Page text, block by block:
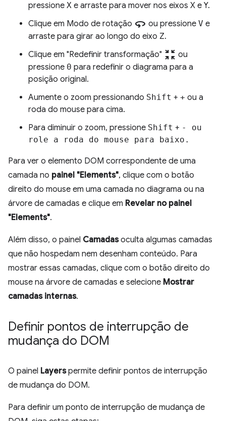
pressione X e arraste para mover nos eixos X e Y.
Clique em Modo de rotação 360 ou pressione V e
arraste para girar ao longo do eixo Z.
Clique em "Redefinir transformação" zoom_in_map ou
pressione 0 para redefinir o diagrama para a
posição original.
Aumente o zoom pressionando Shift + + ou a
roda do mouse para cima.
Para diminuir o zoom, pressione Shift + -
ou
role a roda do mouse para baixo.
Para ver o elemento DOM correspondente de uma
camada no painel "Elements", clique com o botão
direito do mouse em uma camada no diagrama ou na
árvore de camadas e clique em Revelar no painel
"Elements".
Além disso, o painel Camadasoculta algumas camadas
que não hospedam nem desenham conteúdo. Para
mostrar essas camadas, clique com o botão direito do
mouse na árvore de camadas e selecione Mostrar
camadas internas.
Definir pontos de interrupção de
mudança do DOM
O painel Layerspermite definir pontos de interrupção
de mudança do DOM.
Para definir um ponto de interrupção de mudança de